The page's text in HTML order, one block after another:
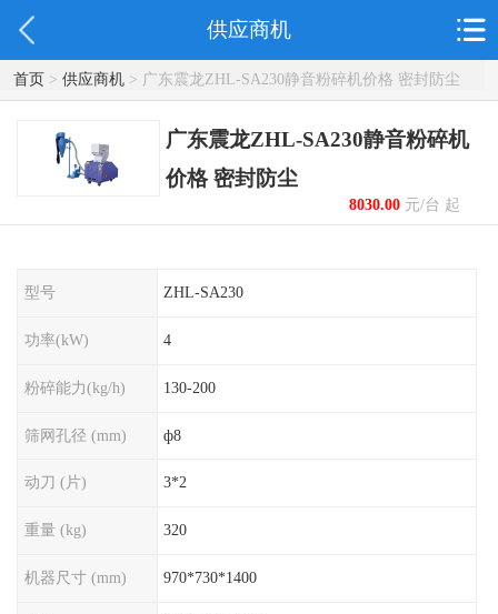
供应商机
首页> 供应商机> 广东震龙ZHL-SA230静音粉碎机价格 密封防尘
广东震龙ZHL-SA230静音粉碎机
价格 密封防尘
8030.00元/台 起
型号 ZHL-SA230
功率(kW) 4
粉碎能力(kg/h) 130-200
筛网孔径 (mm) ф8
动刀 (片) 3*2
重量 (kg) 320
机器尺寸 (mm) 970*730*1400